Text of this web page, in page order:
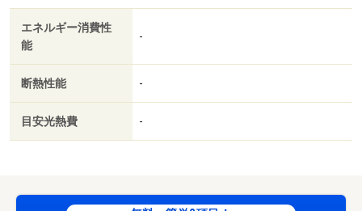
料：２．２万／月額保証委託料：賃料総額の２．２％又は
５．５％ ※ペット可は２．５万／２．５％）・管理形態
／管理員の勤務形態：不在・◆キャンペーン中◇◆有名ハ
能◇◆来店不要契約可能◆・駐輪場：有（無料）/クリー
ニング費用 60000円/鍵セット費 3300円
エネルギー消費性
能
-
断熱性能 -
目安光熱費 -